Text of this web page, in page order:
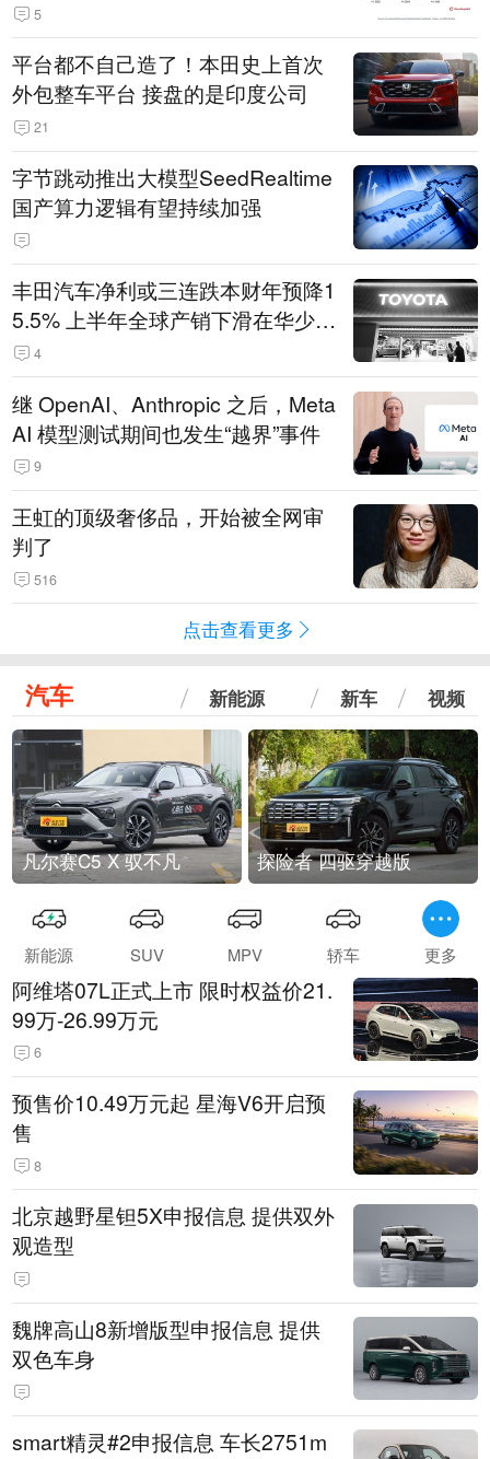
5
平台都不自己造了！本田史上首次
外包整车平台 接盘的是印度公司
21
字节跳动推出大模型SeedRealtime
国产算力逻辑有望持续加强
丰田汽车净利或三连跌本财年预降1
5.5% 上半年全球产销下滑在华少卖
14.3万辆
4
继 OpenAI、Anthropic 之后，Meta
AI 模型测试期间也发生“越界”事件
9
王虹的顶级奢侈品，开始被全网审
判了
516
点击查看更多
汽车 新能源 新车 视频
凡尔赛C5 X 驭不凡 探险者 四驱穿越版
新能源 SUV MPV 轿车 更多
阿维塔07L正式上市 限时权益价21.
99万-26.99万元
6
预售价10.49万元起 星海V6开启预
售
8
北京越野星钽5X申报信息 提供双外
观造型
魏牌高山8新增版型申报信息 提供
双色车身
smart精灵#2申报信息 车长2751m